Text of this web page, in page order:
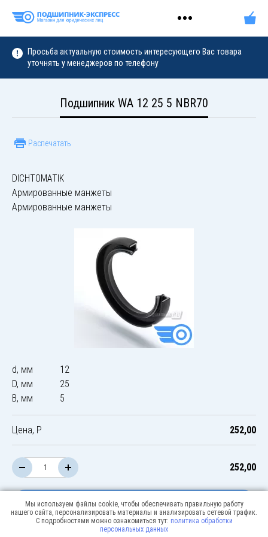
Просьба актуальную стоимость интересующего Вас товара
уточнять у менеджеров по телефону
Подшипник WA 12 25 5 NBR70
Распечатать
DICHTOMATIK
Армированные манжеты
Армированные манжеты
d, мм
12
D, мм
25
B, мм
5
Цена, Р 252,00
252,00
В корзину
Мы используем файлы cookie, чтобы обеспечивать правильную работу
нашего сайта, персонализировать материалы и анализировать сетевой трафик.
С подробностями можно ознакомиться тут: политика обработки
персональных данных